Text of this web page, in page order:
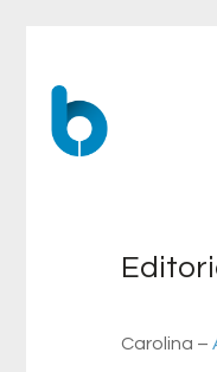
Carolina –